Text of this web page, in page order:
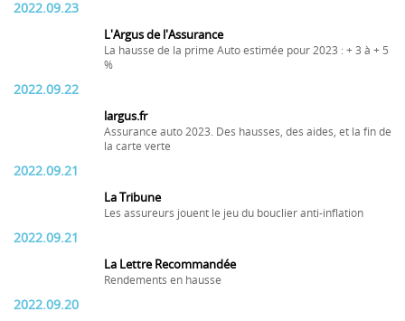
2022.09.23
L'Argus de l'Assurance
La hausse de la prime Auto estimée pour 2023 : + 3 à + 5
%
2022.09.22
largus.fr
Assurance auto 2023. Des hausses, des aides, et la fin de
la carte verte
2022.09.21
La Tribune
Les assureurs jouent le jeu du bouclier anti-inflation
2022.09.21
La Lettre Recommandée
Rendements en hausse
2022.09.20